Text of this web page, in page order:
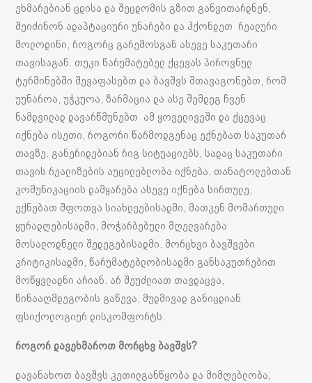
ეხმარებიან ცდისა და შეცდომის გზით განვითარდნენ,
შეიძინონ ადაპტაციური უნარები და ჰქონდეთ რეალური
მოლოდინი, როგორც გარემოსგან ასევე საკუთარი
თავისაგან. თუკი წარუმატებელ ქცევას პიროვნულ
ტერმინებში შევაფასებთ და ბავშვს შთავაგონებთ, რომ
უუნაროა, უჭკუოა, ზარმაცია და ასე შემდეგ ჩვენ
ნამდვილად დავარწმუნებთ ამ ყოველივეში და ქცევაც
იქნება ისეთი, როგორი წარმოდგენაც ექნებათ საკუთარ
თავზე. განერიდებიან რიგ სიტუაციებს, სადაც საკუთარი
თავის რეალიზების აუცილებლობა იქნება, თანატოლებთან
კომუნიკაციის დამყარება ასევე იქნება სირთულე,
ექნებათ შფოთვა სიახლეებისადმი, მათკენ მომართული
ყურადღებისადმი, მოჭარბებული მღელვარება
მოსალოდნელი შედეგებისადმი. მორცხვი ბავშვები
კრიტიკისადმი, წარუმატებლობისადმი განსაკუთრებით
მოწყვლადნი არიან. არ შეუძლიათ თავდაცვა,
წინააღმდეგობის გაწევა, მუდმივად განიცდიან
ფსიქოლოგიურ დისკომფორტს.
როგორ დავეხმაროთ მორცხვ ბავშვს?
დავანახოთ ბავშვს კეთილგანწყობა და მიმღებლობა;